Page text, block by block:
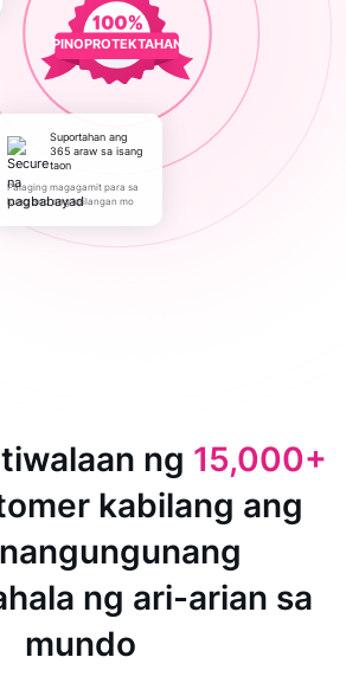
PINOPROTEKTAHAN
Suportahan ang
365 araw sa isang
taon
Palaging magagamit para sa
kung ano ang kailangan mo
ng 15,000+
kabilang ang
ng ari-arian sa
mundo